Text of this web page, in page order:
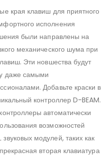
края клавиш для приятного
исполнения
были направлены на
механического шума при
Эти новшества будут
даже самыми
Добавьте краски в
контроллер D-BEAM.
автоматически
возможностей
модулей, таких как
вторая клавиатура